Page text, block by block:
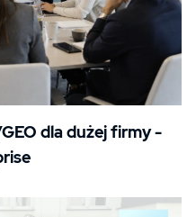
dla dużej firmy -